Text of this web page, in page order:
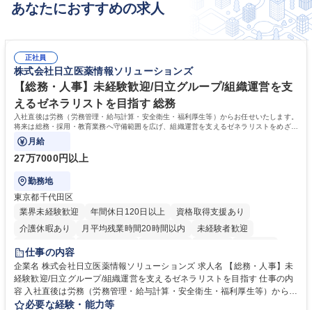
あなたにおすすめの求人
正社員
株式会社日立医薬情報ソリューションズ
【総務・人事】未経験歓迎/日立グループ/組織運営を支
えるゼネラリストを目指す 総務
入社直後は労務（労務管理・給与計算・安全衛生・福利厚生等）からお任せいたします。
将来は総務・採用・教育業務へ守備範囲を広げ、組織運営を支えるゼネラリストをめざせ
ます。
月給
27万7000円以上
勤務地
東京都千代田区
業界未経験歓迎
年間休日120日以上
資格取得支援あり
介護休暇あり
月平均残業時間20時間以内
未経験者歓迎
住宅手当あり
育休あり
完全週休2日制 交通費支給 土日祝休み 寮・社宅あり
仕事の内容
企業名 株式会社日立医薬情報ソリューションズ 求人名 【総務・人事】未
経験歓迎/日立グループ/組織運営を支えるゼネラリストを目指す 仕事の内
容 入社直後は労務（労務管理・給与計算・安全衛生・福利厚生等）からお
任せいたします。将来は総務・採用・教育業務へ守備範囲を広げ、組織運
必要な経験・能力等